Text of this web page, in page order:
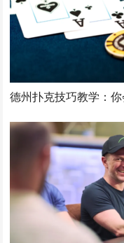
德州扑克技巧教学：